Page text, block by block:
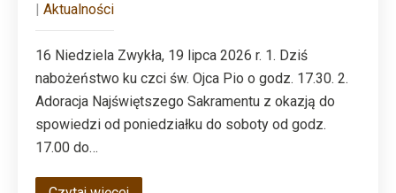
Aktualności
16 Niedziela Zwykła, 19 lipca 2026 r. 1. Dziś
nabożeństwo ku czci św. Ojca Pio o godz. 17.30. 2.
Adoracja Najświętszego Sakramentu z okazją do
spowiedzi od poniedziałku do soboty od godz.
17.00 do…